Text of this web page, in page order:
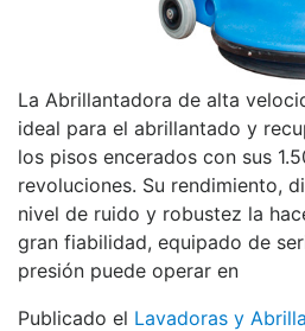
La Abrillantadora de alta
ideal para el abrillantado y
los pisos encerados con sus
revoluciones. Su rendimiento,
nivel de ruido y robustez la
gran fiabilidad, equipado de
presión puede operar en
Publicado el Lavadoras y